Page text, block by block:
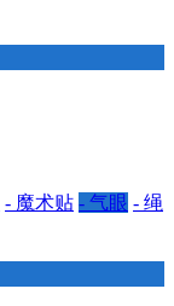
- 魔术贴 - 气眼 - 绳